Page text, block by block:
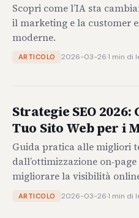
Scopri come l’IA sta
il marketing e la customer
moderne.
ARTICOLO 2026-03-26·1 min di
Strategie SEO
Tuo Sito Web per i
Guida pratica alle migliori
dall’ottimizzazione
migliorare la visibilità
ARTICOLO 2026-03-26·1 min di